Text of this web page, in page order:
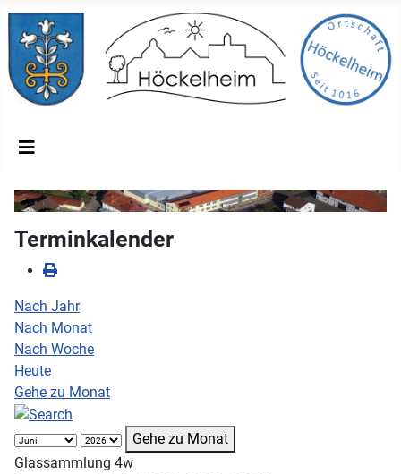
Terminkalender
Nach Jahr
Nach Monat
Nach Woche
Heute
Gehe zu Monat
Gehe zu Monat
Glassammlung 4w